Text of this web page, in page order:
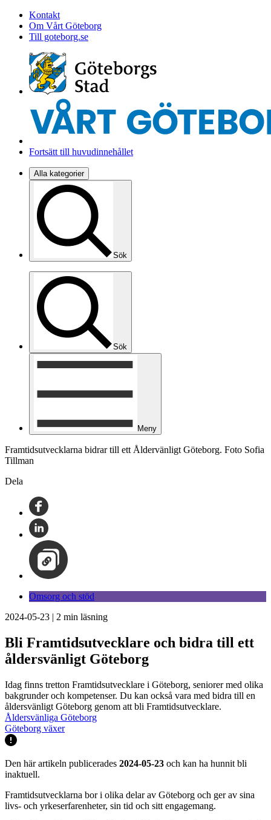
Kontakt
Om Vårt Göteborg
Till goteborg.se
Fortsätt till huvudinnehållet
Alla kategorier
Sök
Sök
Meny
Framtidsutvecklarna bidrar till ett Åldervänligt Göteborg. Foto Sofia
Tillman
Dela
Omsorg och stöd
2024-05-23 | 2 min läsning
Bli Framtidsutvecklare och bidra till ett
åldersvänligt Göteborg
Idag finns tretton Framtidsutvecklare i Göteborg, seniorer med olika
bakgrunder och kompetenser. Du kan också vara med bidra till en
åldersvänligt Göteborg genom att bli Framtidsutvecklare.
Åldersvänliga Göteborg
Göteborg växer
Den här artikeln publicerades 2024-05-23 och kan ha hunnit bli
inaktuell.
Framtidsutvecklarna bor i olika delar av Göteborg och ger av sina
livs- och yrkeserfarenheter, sin tid och sitt engagemang.